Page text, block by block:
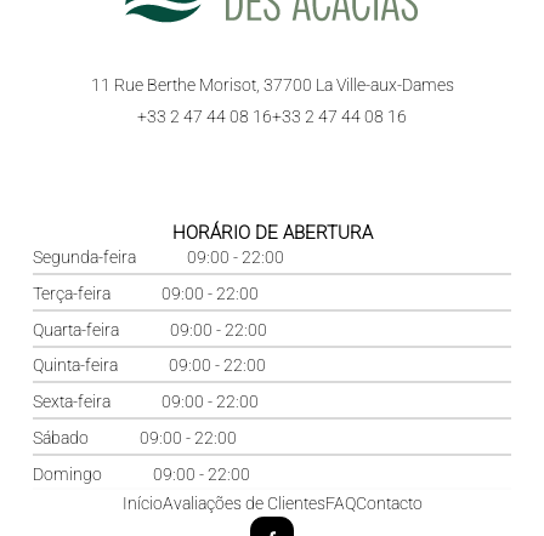
11 Rue Berthe Morisot, 37700 La Ville-aux-Dames
+33 2 47 44 08 16+33 2 47 44 08 16
HORÁRIO DE ABERTURA
Segunda-feira
09:00 - 22:00
Terça-feira
09:00 - 22:00
Quarta-feira
09:00 - 22:00
Quinta-feira
09:00 - 22:00
Sexta-feira
09:00 - 22:00
Sábado
09:00 - 22:00
Domingo
09:00 - 22:00
InícioAvaliações de ClientesFAQContacto